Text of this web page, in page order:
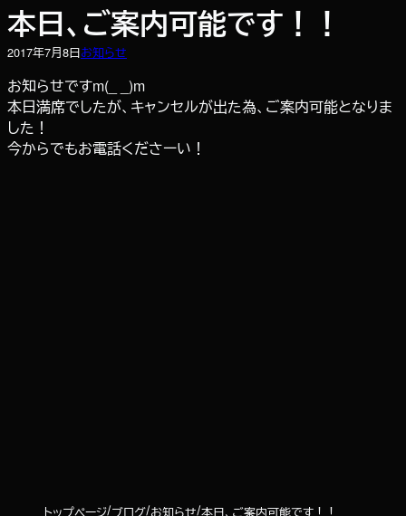
本日、ご案内可能です！！
2017年7月8日お知らせ
お知らせですm(_ _)m
本日満席でしたが、キャンセルが出た為、ご案内可能となりま
した！
今からでもお電話くださーい！
トップページ ブログ お知らせ 本日、ご案内可能です！！